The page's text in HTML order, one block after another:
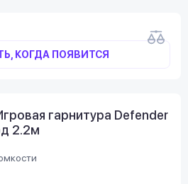
КОГДА ПОЯВИТСЯ
гарнитура Defender
2.2м